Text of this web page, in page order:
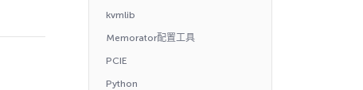
kvmlib
Memorator配置工具
PCIE
Python